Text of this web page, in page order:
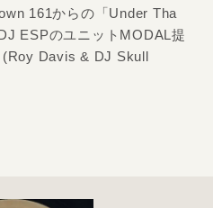
161からの「Under Tha
ESPのユニットMODAL提
Davis & DJ Skull